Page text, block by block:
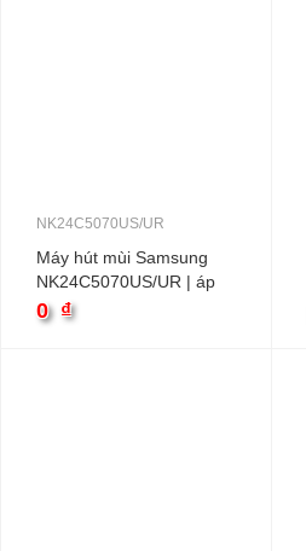
NK24C5070US/UR
Máy hút mùi Samsung
NK24C5070US/UR | áp
tường than hoạt tính
0 ₫